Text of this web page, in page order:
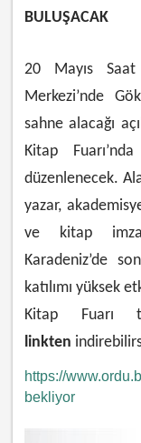
BULUŞACAK
20 Mayıs
Merkezi’nde
sahne alacağı
Kitap
düzenlenecek.
yazar,
ve kitap imza
Karadeniz’de
katılımı yüksek
Kitap Fuarı
linkten
https://
bekliyor